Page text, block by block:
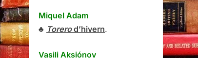
Miquel Adam
♣ Torerod’hivern.
Vasili Aksiónov